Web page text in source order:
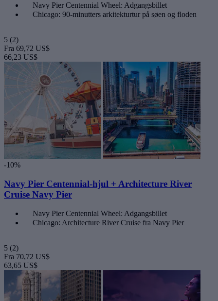
Navy Pier Centennial Wheel: Adgangsbillet
Chicago: 90-minutters arkitekturtur på søen og floden
5 (2)
Fra 69,72 US$
66,23 US$
-10%
Navy Pier Centennial-hjul + Architecture River
Cruise Navy Pier
Navy Pier Centennial Wheel: Adgangsbillet
Chicago: Architecture River Cruise fra Navy Pier
5 (2)
Fra 70,72 US$
63,65 US$